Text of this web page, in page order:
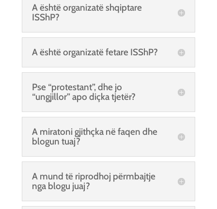
A është organizatë shqiptare
ISShP?
A është organizatë fetare ISShP?
Pse “protestant”, dhe jo
“ungjillor” apo diçka tjetër?
A miratoni gjithçka në faqen dhe
blogun tuaj?
A mund të riprodhoj përmbajtje
nga blogu juaj?